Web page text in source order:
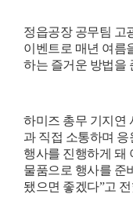
정읍공장 공무팀 고
이벤트로 매년 여름
하는 즐거운 방법을
하미즈 총무 기지연
과 직접 소통하며
행사를 진행하게 돼
물품으로 행사를 준
됐으면 좋겠다”고